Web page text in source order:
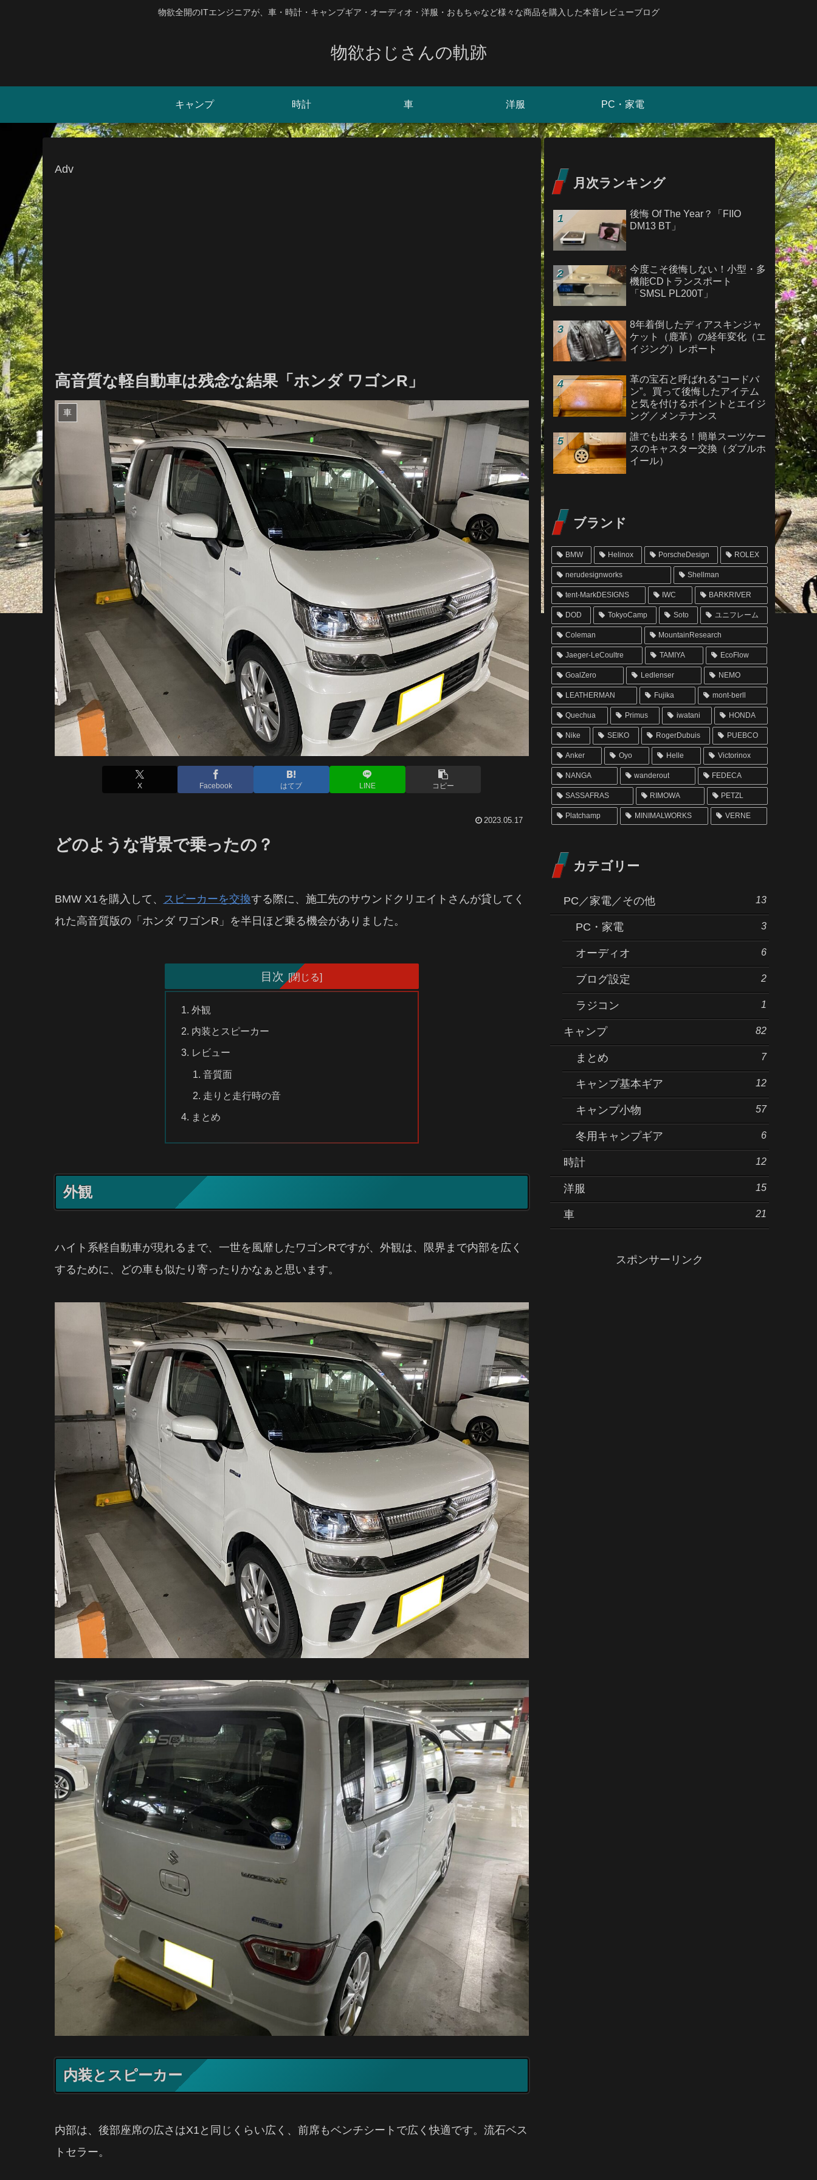
物欲全開のITエンジニアが、車・時計・キャンプギア・オーディオ・洋服・おもちゃなど様々な商品を購入した本音レビューブログ
物欲おじさんの軌跡
キャンプ 時計 車 洋服 PC・家電
Adv
高音質な軽自動車は残念な結果「ホンダ ワゴンR」
車
X Facebook はてブ LINE コピー
2023.05.17
どのような背景で乗ったの？
BMW X1を購入して、 スピーカーを交換する際に、施工先のサウンドクリエイトさんが貸してく
れた高音質版の「ホンダ ワゴンR」を半日ほど乗る機会がありました。
目次
外観
内装とスピーカー
レビュー
音質面
走りと走行時の音
まとめ
外観
ハイト系軽自動車が現れるまで、一世を風靡したワゴンRですが、外観は、限界まで内部を広く
するために、どの車も似たり寄ったりかなぁと思います。
内装とスピーカー
内部は、後部座席の広さはX1と同じくらい広く、前席もベンチシートで広く快適です。流石ベス
トセラー。
月次ランキング
後悔 Of The Year？「FIIO
DM13 BT」
今度こそ後悔しない！小型・多
機能CDトランスポート
「SMSL PL200T」
8年着倒したディアスキンジャ
ケット（鹿革）の経年変化（エ
イジング）レポート
革の宝石と呼ばれる”コードバ
ン”。買って後悔したアイテム
と気を付けるポイントとエイジ
ング／メンテナンス
誰でも出来る！簡単スーツケー
スのキャスター交換（ダブルホ
イール）
ブランド
BMW Helinox PorscheDesign ROLEX
nerudesignworks Shellman
tent-MarkDESIGNS IWC BARKRIVER
DOD TokyoCamp Soto ユニフレーム
Coleman MountainResearch
Jaeger-LeCoultre TAMIYA EcoFlow
GoalZero Ledlenser NEMO
LEATHERMAN Fujika mont-berll
Quechua Primus iwatani HONDA
Nike SEIKO RogerDubuis PUEBCO
Anker Oyo Helle Victorinox
NANGA wanderout FEDECA
SASSAFRAS RIMOWA PETZL
Platchamp MINIMALWORKS VERNE
カテゴリー
PC／家電／その他 13
PC・家電 3
オーディオ 6
ブログ設定 2
ラジコン 1
キャンプ 82
まとめ 7
キャンプ基本ギア 12
キャンプ小物 57
冬用キャンプギア 6
時計 12
洋服 15
車 21
スポンサーリンク